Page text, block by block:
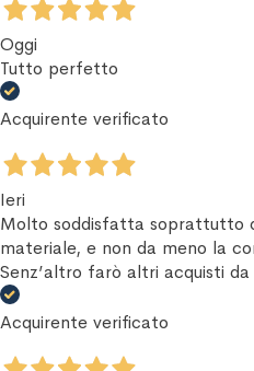
Oggi
Tutto perfetto
Acquirente verificato
Ieri
Molto soddisfatta soprattutto
materiale, e non da meno la
Senz’altro farò altri acquisti
Acquirente verificato